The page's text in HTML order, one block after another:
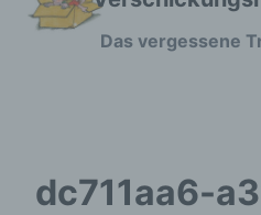
Zum
Das vergessene
dc711aa6-